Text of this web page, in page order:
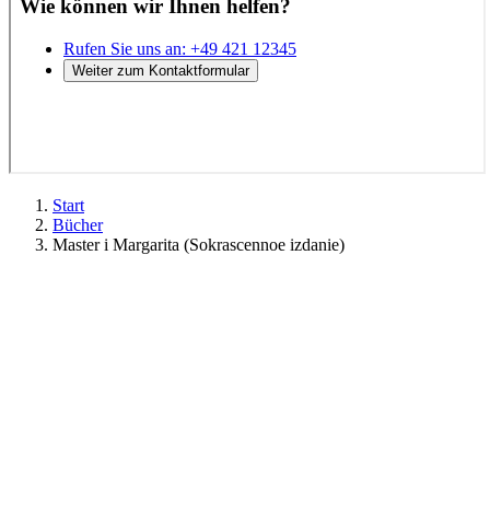
Start
Bücher
Master i Margarita (Sokrascennoe izdanie)